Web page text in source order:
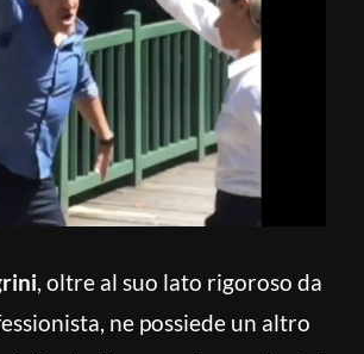
, oltre al suo lato rigoroso da
ne possiede un altro